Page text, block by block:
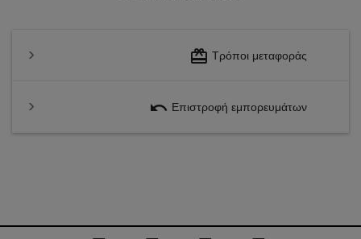
redeem Τρόποι μεταφοράς
undo Επιστροφή εμπορευμάτων